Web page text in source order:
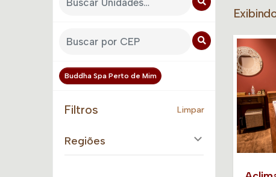
Buddha Spa Perto de Mim
Filtros Limpar
Regiões